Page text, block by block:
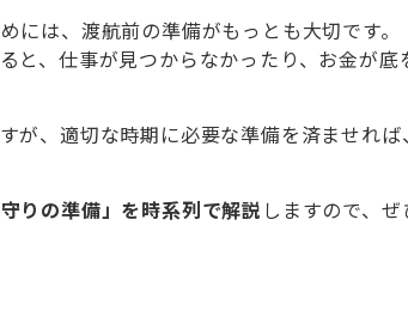
には、渡航前の準備がもっとも大切です。
と、仕事が見つからなかったり、お金が底
が、適切な時期に必要な準備を済ませれば
りの準備」を時系列で解説 しますので、ぜ